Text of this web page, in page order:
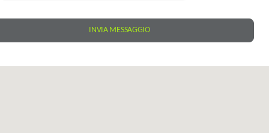
INVIA MESSAGGIO